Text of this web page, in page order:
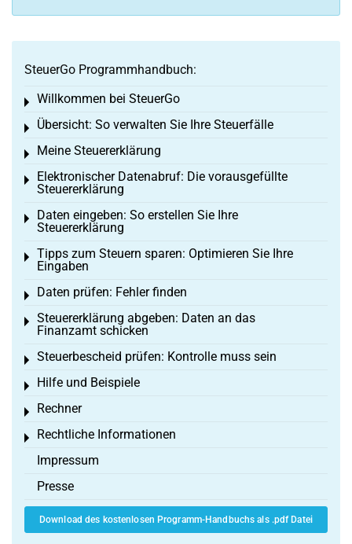
SteuerGo Programmhandbuch:
Willkommen bei SteuerGo
Toggle menu
Übersicht: So verwalten Sie Ihre Steuerfälle
Toggle menu
Meine Steuererklärung
Toggle menu
Elektronischer Datenabruf: Die vorausgefüllte
Steuererklärung
Toggle menu
Daten eingeben: So erstellen Sie Ihre
Steuererklärung
Toggle menu
Tipps zum Steuern sparen: Optimieren Sie Ihre
Eingaben
Toggle menu
Daten prüfen: Fehler finden
Toggle menu
Steuererklärung abgeben: Daten an das
Finanzamt schicken
Toggle menu
Steuerbescheid prüfen: Kontrolle muss sein
Toggle menu
Hilfe und Beispiele
Toggle menu
Rechner
Toggle menu
Rechtliche Informationen
Toggle menu
Impressum
Presse
Download des kostenlosen Programm-Handbuchs als .pdf Datei